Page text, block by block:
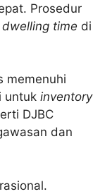
Prosedur
dwelling time di
memenuhi
untuk inventory
DJBC
dan